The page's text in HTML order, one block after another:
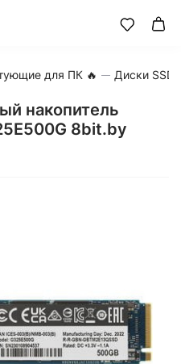
для ПК 🔥 Диски SSD
накопитель
8bit.by